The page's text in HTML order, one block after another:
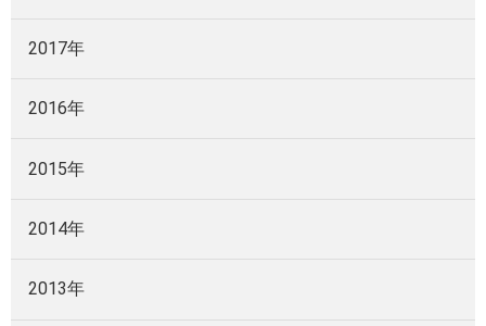
2017年
2016年
2015年
2014年
2013年